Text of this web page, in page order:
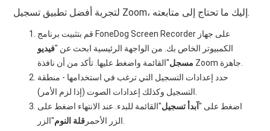
لتجربة أفضل تطبيق تسجيل Zoom، إليك ما تحتاج إلى متابعته.
قم بتثبيت برنامج FoneDog Screen Recorder على جهاز
الكمبيوتر الخاص بك. من الواجهة الرئيسية ابحث عن "فيديو
مسجل
حدد إعدادات التسجيل التي ترغب في استخدامها - منطقة
اضغط على "آبدأ تسجيل"القائمة للبدء. عند الانتهاء اضغط على
الزر الأحمر قلة النوم